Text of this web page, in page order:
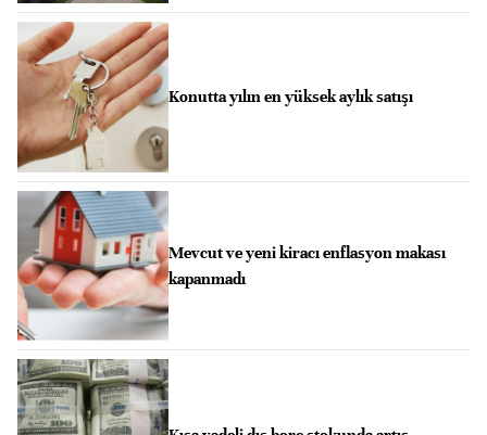
Konutta yılın en yüksek aylık satışı
Mevcut ve yeni kiracı enflasyon makası
kapanmadı